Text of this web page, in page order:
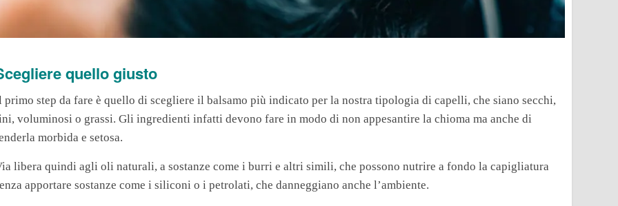
quello giusto
primo step da fare è quello di scegliere il balsamo più indicato per la nostra tipologia di capelli, che siano secchi,
voluminosi o grassi. Gli ingredienti infatti devono fare in modo di non appesantire la chioma ma anche di
morbida e setosa.
libera quindi agli oli naturali, a sostanze come i burri e altri simili, che possono nutrire a fondo la capigliatura
apportare sostanze come i siliconi o i petrolati, che danneggiano anche l’ambiente.